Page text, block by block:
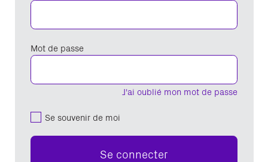
J'ai oublié mon mot de passe
Mot de passe
Se souvenir de moi
Se connecter